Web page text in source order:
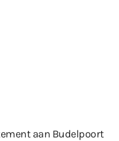
aan Budelpoort